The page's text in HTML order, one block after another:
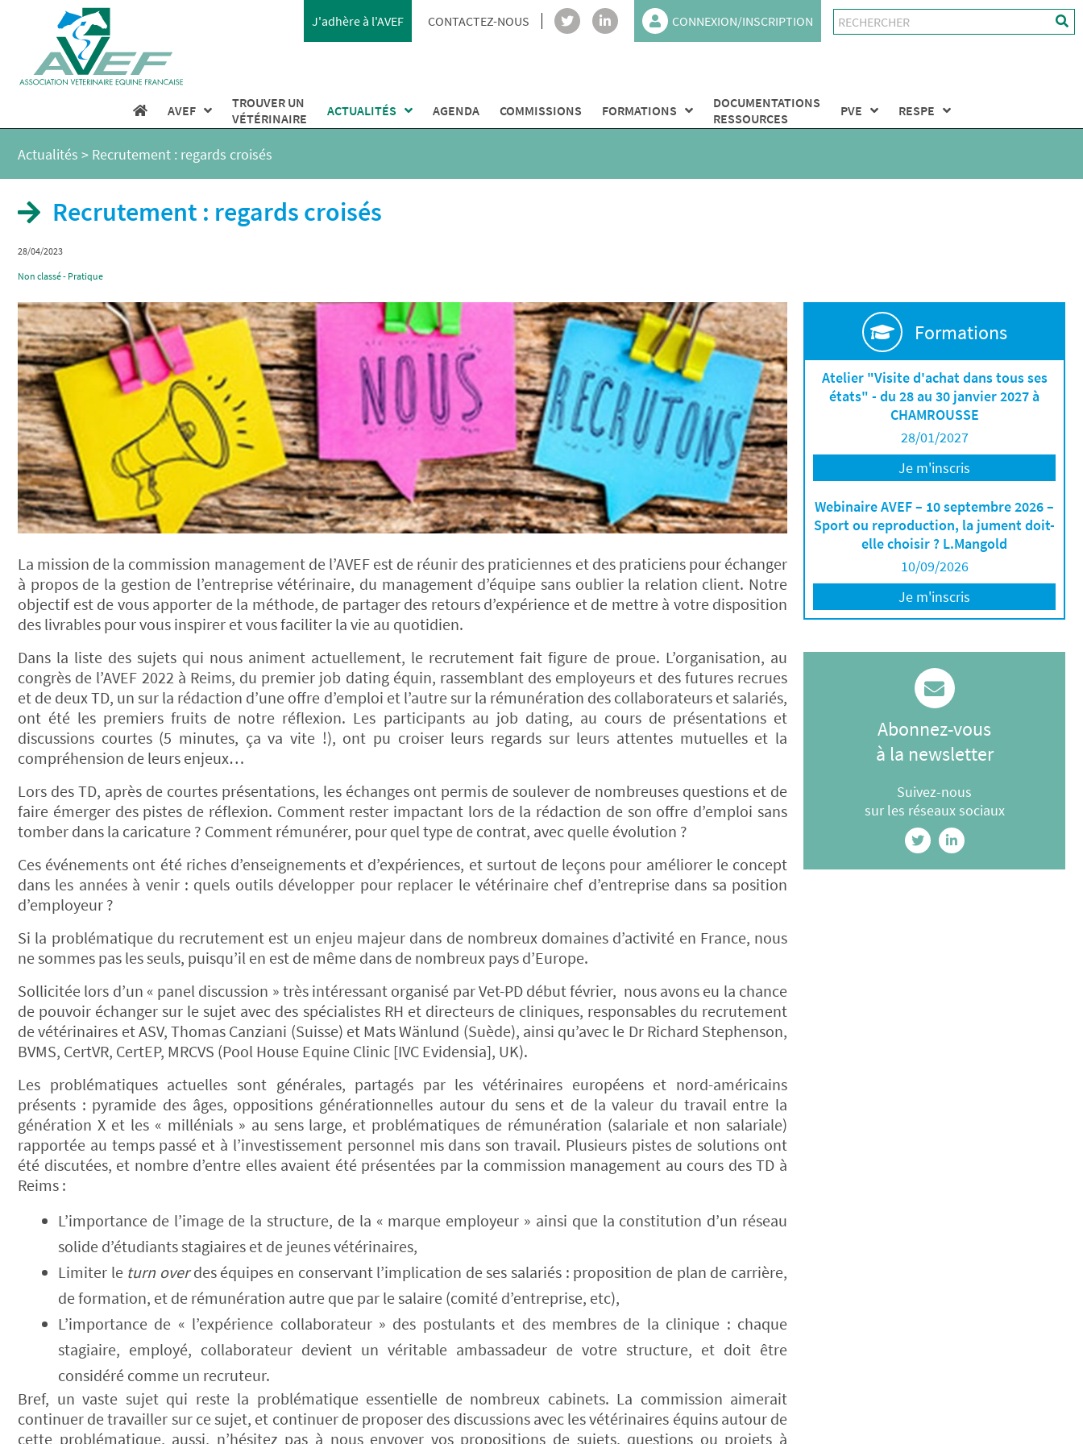
J'adhère à l'AVEF CONTACTEZ-NOUS CONNEXION/INSCRIPTION
AVEF
TROUVER UN
VÉTÉRINAIRE
ACTUALITÉS AGENDA COMMISSIONS FORMATIONS
DOCUMENTATIONS
RESSOURCES
PVE RESPE
Actualités > Recrutement : regards croisés
Recrutement : regards croisés
28/04/2023
Non classé - Pratique
La mission de la commission management de l’AVEF est de réunir des praticiennes et des praticiens pour échanger
à propos de la gestion de l’entreprise vétérinaire, du management d’équipe sans oublier la relation client. Notre
objectif est de vous apporter de la méthode, de partager des retours d’expérience et de mettre à votre disposition
des livrables pour vous inspirer et vous faciliter la vie au quotidien.
Dans la liste des sujets qui nous animent actuellement, le recrutement fait figure de proue. L’organisation, au
congrès de l’AVEF 2022 à Reims, du premier job dating équin, rassemblant des employeurs et des futures recrues
et de deux TD, un sur la rédaction d’une offre d’emploi et l’autre sur la rémunération des collaborateurs et salariés,
ont été les premiers fruits de notre réflexion. Les participants au job dating, au cours de présentations et
discussions courtes (5 minutes, ça va vite !), ont pu croiser leurs regards sur leurs attentes mutuelles et la
compréhension de leurs enjeux…
Lors des TD, après de courtes présentations, les échanges ont permis de soulever de nombreuses questions et de
faire émerger des pistes de réflexion. Comment rester impactant lors de la rédaction de son offre d’emploi sans
tomber dans la caricature ? Comment rémunérer, pour quel type de contrat, avec quelle évolution ?
Ces événements ont été riches d’enseignements et d’expériences, et surtout de leçons pour améliorer le concept
dans les années à venir : quels outils développer pour replacer le vétérinaire chef d’entreprise dans sa position
d’employeur ?
Si la problématique du recrutement est un enjeu majeur dans de nombreux domaines d’activité en France, nous
ne sommes pas les seuls, puisqu’il en est de même dans de nombreux pays d’Europe.
Sollicitée lors d’un « panel discussion » très intéressant organisé par Vet-PD début février, nous avons eu la chance
de pouvoir échanger sur le sujet avec des spécialistes RH et directeurs de cliniques, responsables du recrutement
de vétérinaires et ASV, Thomas Canziani (Suisse) et Mats Wänlund (Suède), ainsi qu’avec le Dr Richard Stephenson,
BVMS, CertVR, CertEP, MRCVS (Pool House Equine Clinic [IVC Evidensia], UK).
Les problématiques actuelles sont générales, partagés par les vétérinaires européens et nord-américains
présents : pyramide des âges, oppositions générationnelles autour du sens et de la valeur du travail entre la
génération X et les « millénials » au sens large, et problématiques de rémunération (salariale et non salariale)
rapportée au temps passé et à l’investissement personnel mis dans son travail. Plusieurs pistes de solutions ont
été discutées, et nombre d’entre elles avaient été présentées par la commission management au cours des TD à
Reims :
L’importance de l’image de la structure, de la « marque employeur » ainsi que la constitution d’un réseau
solide d’étudiants stagiaires et de jeunes vétérinaires,
Limiter le turn overdes équipes en conservant l’implication de ses salariés : proposition de plan de carrière,
de formation, et de rémunération autre que par le salaire (comité d’entreprise, etc),
L’importance de « l’expérience collaborateur » des postulants et des membres de la clinique : chaque
stagiaire, employé, collaborateur devient un véritable ambassadeur de votre structure, et doit être
considéré comme un recruteur.
Bref, un vaste sujet qui reste la problématique essentielle de nombreux cabinets. La commission aimerait
continuer de travailler sur ce sujet, et continuer de proposer des discussions avec les vétérinaires équins autour de
cette problématique, aussi, n’hésitez pas à nous envoyer vos propositions de sujets, questions ou projets à
Formations
Atelier "Visite d'achat dans tous ses
états" - du 28 au 30 janvier 2027 à
CHAMROUSSE
28/01/2027
Je m'inscris
Webinaire AVEF – 10 septembre 2026 –
Sport ou reproduction, la jument doit-
elle choisir ? L.Mangold
10/09/2026
Je m'inscris
Abonnez-vous
à la newsletter
Suivez-nous
sur les réseaux sociaux